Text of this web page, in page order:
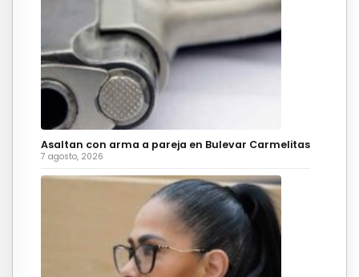
Asaltan con arma a pareja en Bulevar Carmelitas
7 agosto, 2026